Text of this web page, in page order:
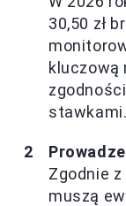
30,50 zł
kluczową
stawkami.
Zgodnie
muszą